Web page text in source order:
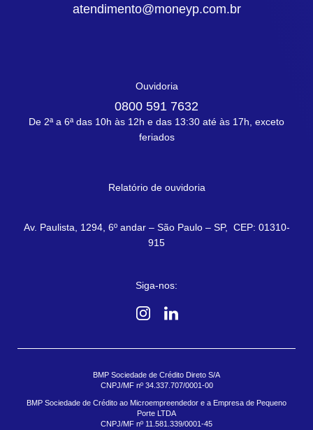
atendimento@moneyp.com.br
Ouvidoria
0800 591 7632
De 2ª a 6ª das 10h às 12h e das 13:30 até às 17h, exceto
feriados
Relatório de ouvidoria
Av. Paulista, 1294, 6º andar – São Paulo – SP, CEP: 01310-
915
Siga-nos:
BMP Sociedade de Crédito Direto S/A
CNPJ/MF nº 34.337.707/0001-00
BMP Sociedade de Crédito ao Microempreendedor e a Empresa de Pequeno
Porte LTDA
CNPJ/MF nº 11.581.339/0001-45